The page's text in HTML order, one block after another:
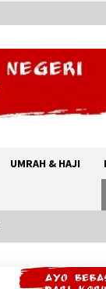
UMRAH & HAJI
Abdul El-